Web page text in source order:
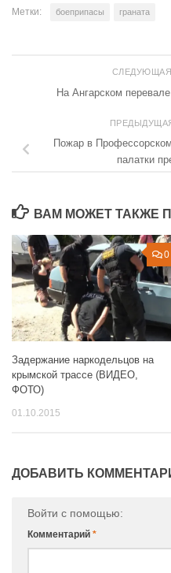
Метки: боеприпасы граната
На Ангарском
Пожар в
палатки
ВАМ МОЖЕТ ТАКЖЕ
0
Задержание наркодельцов на
крымской трассе (ВИДЕО,
ФОТО)
01.10.2015
ДОБАВИТЬ
Войти с помощью:
Комментарий *